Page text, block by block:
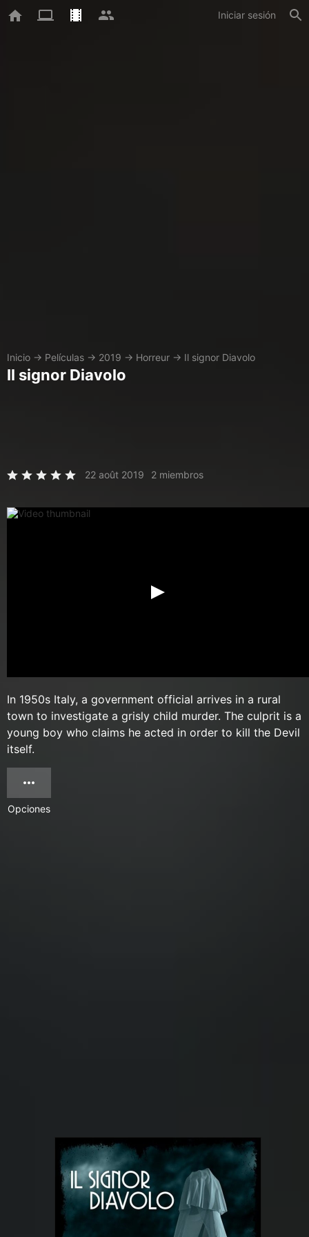
Iniciar sesión
Inicio → Películas → 2019 → Horreur → Il signor Diavolo
Il signor Diavolo
22 août 2019 2 miembros
In 1950s Italy, a government official arrives in a rural
town to investigate a grisly child murder. The culprit is a
young boy who claims he acted in order to kill the Devil
itself.
Opciones